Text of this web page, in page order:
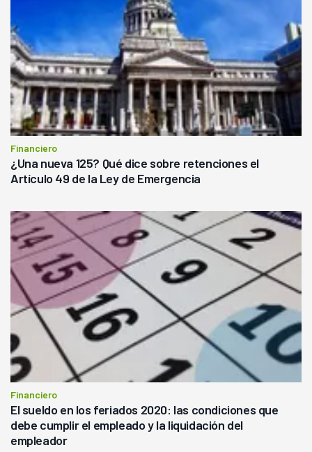
Financiero
¿Una nueva 125? Qué dice sobre retenciones el
Artículo 49 de la Ley de Emergencia
Financiero
El sueldo en los feriados 2020: las condiciones que
debe cumplir el empleado y la liquidación del
empleador